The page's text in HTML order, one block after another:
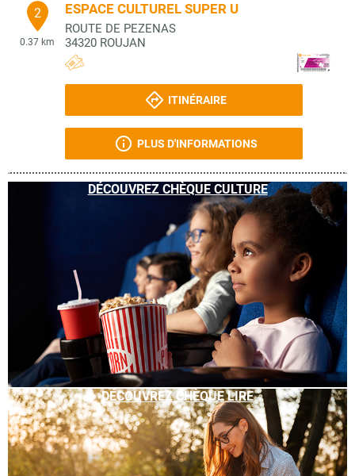
2
0.37 km
ESPACE CULTUREL SUPER U
ROUTE DE PEZENAS
34320 ROUJAN
ITINÉRAIRE
PLUS D'INFORMATIONS
DÉCOUVREZ CHÈQUE CULTURE
DÉCOUVREZ CHÈQUE LIRE